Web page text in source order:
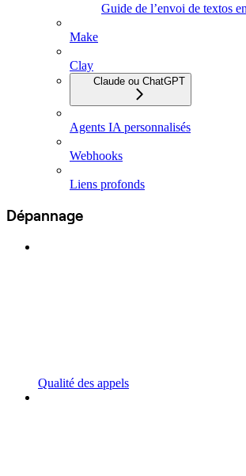
Guide de l’envoi de textos
Make
Clay
Claude ou ChatGPT
Agents IA personnalisés
Webhooks
Liens profonds
Dépannage
Qualité des appels